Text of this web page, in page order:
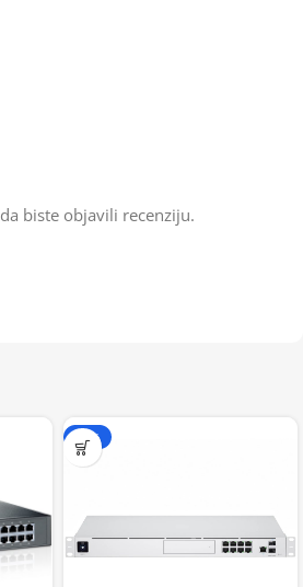
da biste objavili recenziju.
-20%